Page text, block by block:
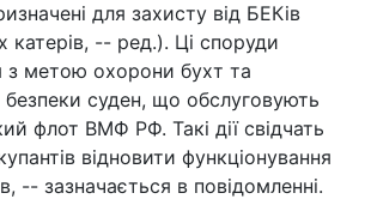
для захисту від БЕКів
катерів, -- ред.). Ці споруди
метою охорони бухт та
безпеки суден, що обслуговують
флот ВМФ РФ. Такі дії свідчать
відновити функціонування
-- зазначається в повідомленні.